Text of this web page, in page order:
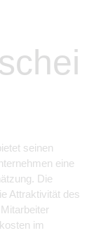
seinen
eine
Die
Attraktivität des
im